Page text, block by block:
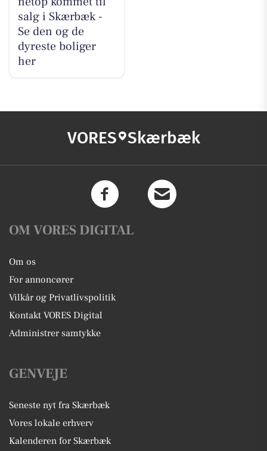
salg i Skærbæk -
Se den og de
dyreste boliger
her
VORES Skærbæk
OM VORES DIGITAL
Om os
For annoncører
Vilkår og Privatlivspolitik
Kontakt VORES Digital
Administrer samtykke
GENVEJE
Seneste nyt fra Skærbæk
Vores lokale erhverv
Kalenderen for Skærbæk